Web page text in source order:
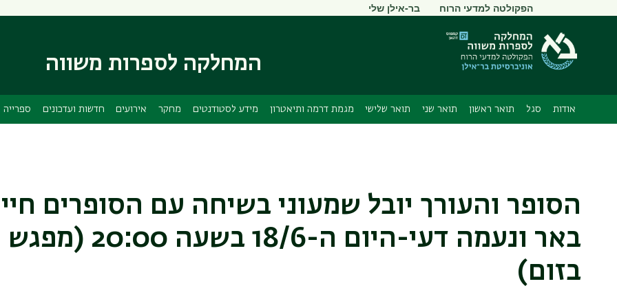
ראשי
תפריט
משני
הפקולטה למדעי הרוח בר-אילן שלי
המחלקה לספרות משווה
אודות סגל תואר ראשון תואר שני תואר שלישי מגמת דרמה ותיאטרון מידע לסטודנטים מחקר אירועים חדשות ועדכונים ספרייה
הסופר והעורך יובל שמעוני בשיחה עם הסופרים
באר ונעמה דעי-היום ה-18/6 בשעה 20:00 (מפגש
בזום)